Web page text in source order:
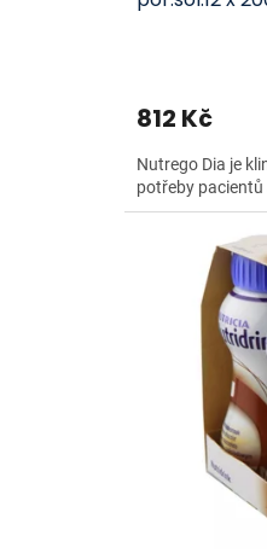
812 Kč
Nutrego Dia je
potřeby pacientů